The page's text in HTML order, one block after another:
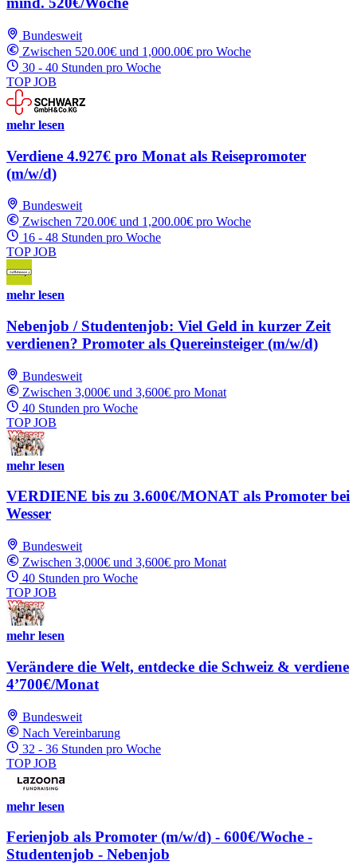
Bundesweit
Zwischen 520.00€ und 1,000.00€ pro Woche
30 - 40 Stunden pro Woche
TOP JOB
mehr lesen
Verdiene 4.927€ pro Monat als Reisepromoter
(m/w/d)
Bundesweit
Zwischen 720.00€ und 1,200.00€ pro Woche
16 - 48 Stunden pro Woche
TOP JOB
mehr lesen
Nebenjob / Studentenjob: Viel Geld in kurzer Zeit
verdienen? Promoter als Quereinsteiger (m/w/d)
Bundesweit
Zwischen 3,000€ und 3,600€ pro Monat
40 Stunden pro Woche
TOP JOB
mehr lesen
VERDIENE bis zu 3.600€/MONAT als Promoter bei
Wesser
Bundesweit
Zwischen 3,000€ und 3,600€ pro Monat
40 Stunden pro Woche
TOP JOB
mehr lesen
Verändere die Welt, entdecke die Schweiz & verdiene
4’700€/Monat
Bundesweit
Nach Vereinbarung
32 - 36 Stunden pro Woche
TOP JOB
mehr lesen
Ferienjob als Promoter (m/w/d) - 600€/Woche -
Studentenjob - Nebenjob